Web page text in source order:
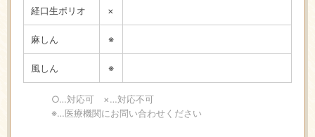
経口生ポリオ ×
麻しん ※
風しん ※
○…対応可 ×…対応不可
※…医療機関にお問い合わせください